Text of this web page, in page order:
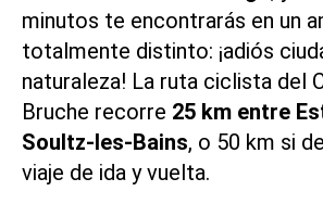
minutos te encontrarás en un
totalmente distinto: ¡adiós
naturaleza! La ruta ciclista del
Bruche recorre 25 km entre
Soultz-les-Bains, o 50 km si
viaje de ida y vuelta.